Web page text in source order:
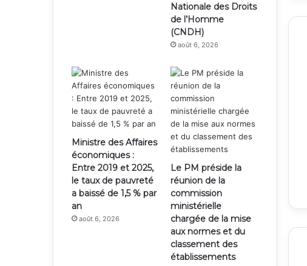
Nationale des Droits
de l’Homme
(CNDH)
août 6, 2026
Ministre des Affaires
économiques :
Entre 2019 et 2025,
le taux de pauvreté
a baissé de 1,5 % par
an
août 6, 2026
Le PM préside la
réunion de la
commission
ministérielle
chargée de la mise
aux normes et du
classement des
établissements